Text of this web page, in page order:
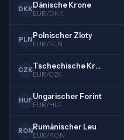
DKKDänische Krone
EUR/DKK
PLN Polnischer Zloty
EUR/PLN
CZK Tschechische Krone
EUR/CZK
HUF Ungarischer Forint
EUR/HUF
RONRumänischer Leu
EUR/RON